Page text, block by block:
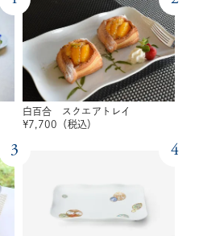
白百合 スクエアトレイ
¥7,700 （税込）
3 4